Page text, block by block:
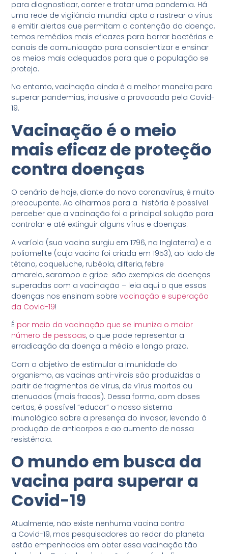
para diagnosticar, conter e tratar uma pandemia. Há
uma rede de vigilância mundial apta a rastrear o vírus
e emitir alertas que permitam a contenção da doença,
temos remédios mais eficazes para barrar bactérias e
canais de comunicação para conscientizar e ensinar
os meios mais adequados para que a população se
proteja.
No entanto, vacinação ainda é a melhor maneira para
superar pandemias, inclusive a provocada pela Covid-
19.
Vacinação é o meio
mais eficaz de proteção
contra doenças
O cenário de hoje, diante do novo coronavírus, é muito
preocupante. Ao olharmos para a história é possível
perceber que a vacinação foi a principal solução para
controlar e até extinguir alguns vírus e doenças.
A varíola (sua vacina surgiu em 1796, na Inglaterra) e a
poliomelite (cuja vacina foi criada em 1953), ao lado de
tétano, coqueluche, rubéola, difteria, febre
amarela, sarampo e gripe são exemplos de doenças
superadas com a vacinação – leia aqui o que essas
doenças nos ensinam sobrevacinação e superação
da Covid-19!
É por meio da vacinação que se imuniza o maior
número de pessoas, o que pode representar a
erradicação da doença a médio e longo prazo.
Com o objetivo de estimular a imunidade do
organismo, as vacinas anti-virais são produzidas a
partir de fragmentos de vírus, de vírus mortos ou
atenuados (mais fracos). Dessa forma, com doses
certas, é possível “educar” o nosso sistema
imunológico sobre a presença do invasor, levando à
produção de anticorpos e ao aumento de nossa
resistência.
O mundo em busca da
vacina para superar a
Covid-19
Atualmente, não existe nenhuma vacina contra
a Covid-19, mas pesquisadores ao redor do planeta
estão empenhados em obter essa vacinação tão